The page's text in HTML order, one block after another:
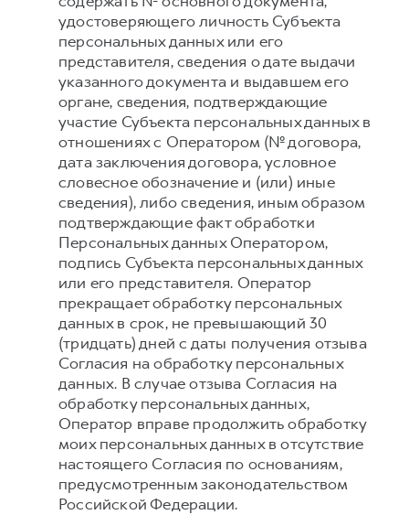
удостоверяющего личность Субъекта
персональных данных или его
представителя, сведения о дате выдачи
указанного документа и выдавшем его
органе, сведения, подтверждающие
участие Субъекта персональных данных в
отношениях с Оператором (№ договора,
дата заключения договора, условное
словесное обозначение и (или) иные
сведения), либо сведения, иным образом
подтверждающие факт обработки
Персональных данных Оператором,
подпись Субъекта персональных данных
или его представителя. Оператор
прекращает обработку персональных
данных в срок, не превышающий 30
(тридцать) дней с даты получения отзыва
Согласия на обработку персональных
данных. В случае отзыва Согласия на
обработку персональных данных,
Оператор вправе продолжить обработку
моих персональных данных в отсутствие
настоящего Согласия по основаниям,
предусмотренным законодательством
Российской Федерации.